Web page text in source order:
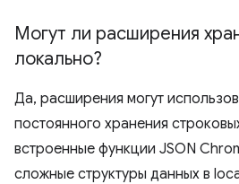
Могут ли расширения
локально?
Да, расширения могут
постоянного хранения
встроенные функции JSON
сложные структуры данных в